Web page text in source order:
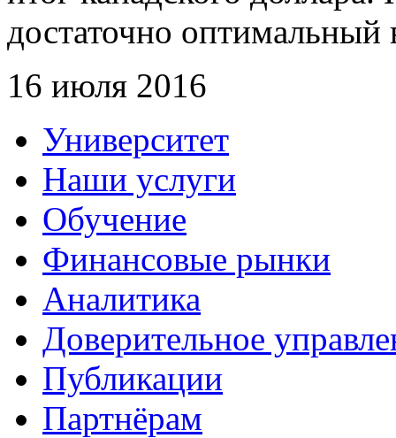
достаточно оптимальный
16 июля 2016
Университет
Наши услуги
Обучение
Финансовые рынки
Аналитика
Доверительное
Публикации
Партнёрам